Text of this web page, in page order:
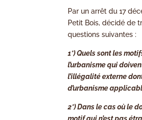
Par un arrêt du 17
Petit Bois, décidé de
questions suivantes :
1°) Quels sont les
l’urbanisme qui
l’illégalité externe
d’urbanisme
2°) Dans le cas où le
motif qui n’est pas